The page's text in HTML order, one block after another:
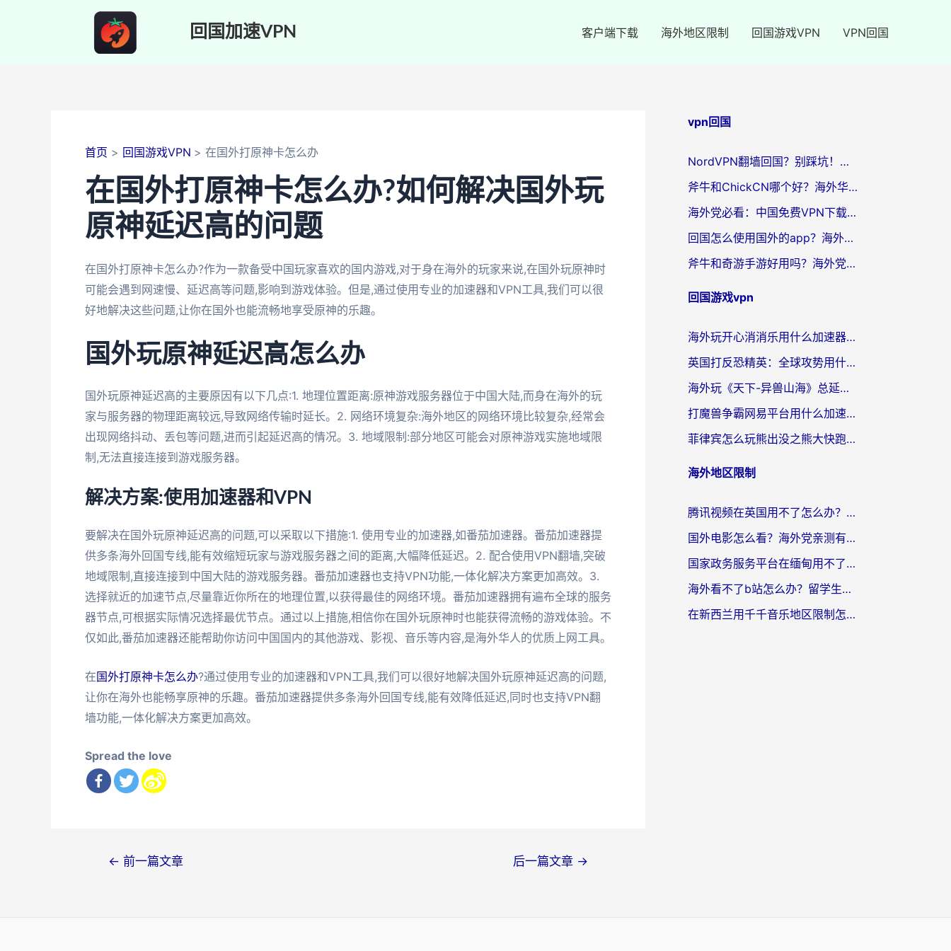
回国加速VPN 客户端下载 海外地区限制 回国游戏VPN VPN回国
首页 回国游戏VPN 在国外打原神卡怎么办
在国外打原神卡怎么办?如何解决国外玩
原神延迟高的问题
在国外打原神卡怎么办?作为一款备受中国玩家喜欢的国内游戏,对于身在海外的玩家来说,在国外玩原神时
可能会遇到网速慢、延迟高等问题,影响到游戏体验。但是,通过使用专业的加速器和VPN工具,我们可以很
好地解决这些问题,让你在国外也能流畅地享受原神的乐趣。
国外玩原神延迟高怎么办
国外玩原神延迟高的主要原因有以下几点:1. 地理位置距离:原神游戏服务器位于中国大陆,而身在海外的玩
家与服务器的物理距离较远,导致网络传输时延长。2. 网络环境复杂:海外地区的网络环境比较复杂,经常会
出现网络抖动、丢包等问题,进而引起延迟高的情况。3. 地域限制:部分地区可能会对原神游戏实施地域限
制,无法直接连接到游戏服务器。
解决方案:使用加速器和VPN
要解决在国外玩原神延迟高的问题,可以采取以下措施:1. 使用专业的加速器,如番茄加速器。番茄加速器提
供多条海外回国专线,能有效缩短玩家与游戏服务器之间的距离,大幅降低延迟。2. 配合使用VPN翻墙,突破
地域限制,直接连接到中国大陆的游戏服务器。番茄加速器也支持VPN功能,一体化解决方案更加高效。3.
选择就近的加速节点,尽量靠近你所在的地理位置,以获得最佳的网络环境。番茄加速器拥有遍布全球的服务
器节点,可根据实际情况选择最优节点。通过以上措施,相信你在国外玩原神时也能获得流畅的游戏体验。不
仅如此,番茄加速器还能帮助你访问中国国内的其他游戏、影视、音乐等内容,是海外华人的优质上网工具。
在国外打原神卡怎么办?通过使用专业的加速器和VPN工具,我们可以很好地解决国外玩原神延迟高的问题,
让你在海外也能畅享原神的乐趣。番茄加速器提供多条海外回国专线,能有效降低延迟,同时也支持VPN翻
墙功能,一体化解决方案更加高效。
Spread the love
← 前一篇文章 后一篇文章 →
vpn回国
NordVPN翻墙回国？别踩坑！海外党无缝访问国内资源的真实指南
斧牛和ChickCN哪个好？海外华人亲测3款回国加速器+免费试用攻略
海外党必看：中国免费VPN下载避坑指南 + 无缝访问国内资源的终极方案
回国怎么使用国外的app？海外党必看的无缝访问国内资源全攻略
斧牛和奇游手游好用吗？海外党亲测3款回国加速器，选对才能无缝刷国内资源
回国游戏vpn
海外玩开心消消乐用什么加速器最好？2026真实体验指南，告别延迟卡顿
英国打反恐精英：全球攻势用什么加速器？2026年实测有效的国服游戏加速指南
海外玩《天下-异兽山海》总延迟？这篇延迟加速器指南帮你告别卡顿（附日本玩Sky光·遇最高警戒解决方案）
打魔兽争霸网易平台用什么加速器？海外党亲测有效的国服游戏加速指南
菲律宾怎么玩熊出没之熊大快跑？海外党国服游戏加速终极攻略（附3款热门游戏实测）
海外地区限制
腾讯视频在英国用不了怎么办？留学生亲测有效的回国加速器指南
国外电影怎么看？海外党亲测有效的回国加速器选择指南
国家政务服务平台在缅甸用不了怎么办？海外华人必看的回国加速全攻略
海外看不了b站怎么办？留学生亲测有效的回国加速器选择攻略，解决豆瓣音乐、美团外卖难题
在新西兰用千千音乐地区限制怎么办？海外华人必备的回国加速解决方案